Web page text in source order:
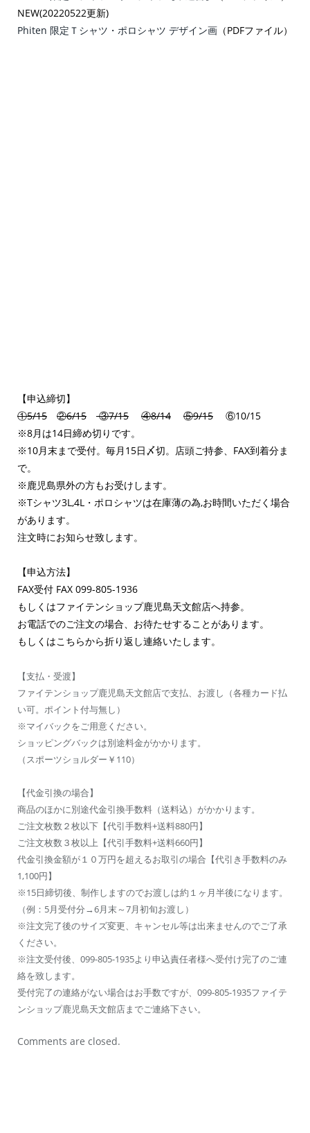
NEW(20220522更新)
Phiten 限定Ｔシャツ・ポロシャツ デザイン画 （PDFファイル）
【申込締切】
①5/15
②6/15 ③7/15 ④8/14 ⑤9/15 ⑥10/15
※8月は14日締め切りです。
※10月末まで受付。毎月15日〆切。店頭ご持参、FAX到着分ま
で。
※鹿児島県外の方もお受けします。
※Tシャツ3L,4L・ポロシャツは在庫薄の為,お時間いただく場合
があります。
注文時にお知らせ致します。
【申込方法】
FAX受付 FAX 099-805-1936
もしくはファイテンショップ鹿児島天文館店へ持参。
お電話でのご注文の場合、お待たせすることがあります。
もしくはこちらから折り返し連絡いたします。
【支払・受渡】
ファイテンショップ鹿児島天文館店で支払、お渡し（各種カード払
い可。ポイント付与無し）
※マイバックをご用意ください。
ショッピングバックは別途料金がかかります。
（スポーツショルダー￥110）
【代金引換の場合】
商品のほかに別途代金引換手数料（送料込）がかかります。
ご注文枚数２枚以下【代引手数料+送料880円】
ご注文枚数３枚以上【代引手数料+送料660円】
代金引換金額が１０万円を超えるお取引の場合【代引き手数料のみ
1,100円】
※15日締切後、制作しますのでお渡しは約１ヶ月半後になります。
（例：5月受付分→6月末～7月初旬お渡し）
※注文完了後のサイズ変更、キャンセル等は出来ませんのでご了承
ください。
※注文受付後、099-805-1935より申込責任者様へ受付け完了のご連
絡を致します。
受付完了の連絡がない場合はお手数ですが、099-805-1935ファイテ
ンショップ鹿児島天文館店までご連絡下さい。
Comments are closed.